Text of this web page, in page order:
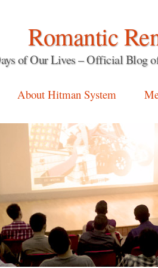
Romantic
of Our Lives – Official Blog
About Hitman System